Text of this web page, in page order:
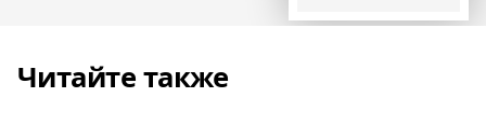
Читайте также